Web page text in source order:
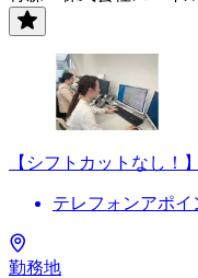
【シフトカットなし！
テレフォンアポイ
勤務地